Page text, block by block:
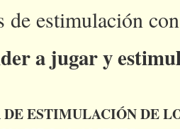
de estimulación
a jugar y
ESTIMULACIÓN DE